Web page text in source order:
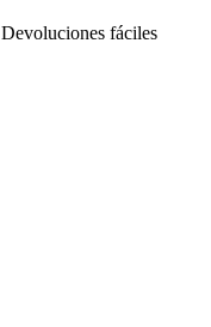
Devoluciones fáciles